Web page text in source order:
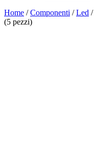
Home /Componenti /Led /
(5 pezzi)